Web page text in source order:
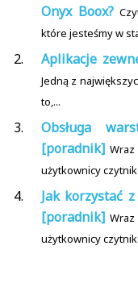
Onyx Boox?
które jesteśmy w
Aplikacje
Jedną z
to,...
Obsługa
[poradnik]
użytkownicy
Jak korzystać
[poradnik]
użytkownicy